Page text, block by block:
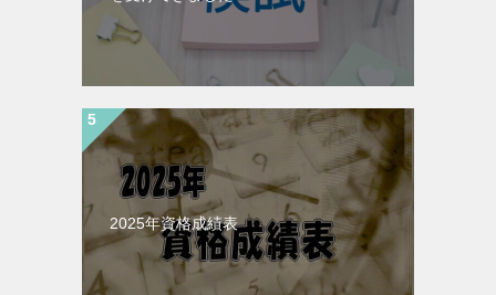
2025年資格成績表